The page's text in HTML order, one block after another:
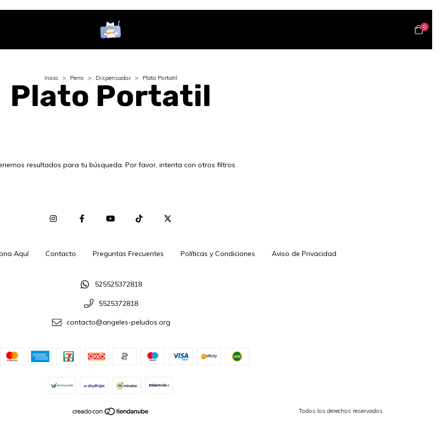
0
Inicio > Perro > Dispensador > Plato Portatil
Plato Portatil
resultados para tu búsqueda. Por favor, intenta con otros filtros.
Aquí Contacto Preguntas Frecuentes Políticas y Condiciones Aviso de Privacidad
525525372818
5525372818
contacto@angeles-peludos.org
Todos los derechos reservados.